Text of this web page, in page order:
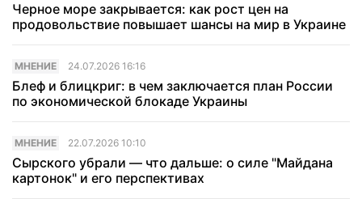
Черное море закрывается: как рост цен на
продовольствие повышает шансы на мир в Украине
МНЕНИЕ 24.07.2026 16:16
Блеф и блицкриг: в чем заключается план России
по экономической блокаде Украины
МНЕНИЕ 22.07.2026 10:10
Сырского убрали — что дальше: о силе "Майдана
картонок" и его перспективах